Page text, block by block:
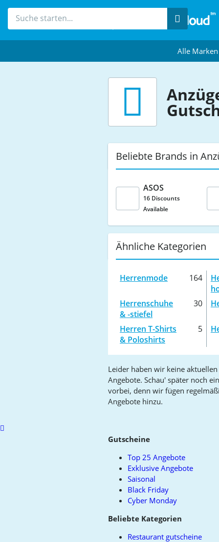
Suche
Alle Marken
Beliebte Brands in
ASOS
16 Discounts
Available
Ähnliche Kategorien
Herrenmode 164
Herrenschuhe
& -stiefel
30
Herren T-Shirts
& Poloshirts
5
Leider haben wir keine aktuellen
Angebote. Schau' später noch
vorbei, denn wir fügen
Angebote hinzu.
Scroll
Gutscheine
Top 25 Angebote
Exklusive Angebote
Saisonal
Black Friday
Cyber Monday
Beliebte Kategorien
Restaurant gutscheine